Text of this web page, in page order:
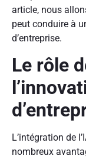
article, nous
peut conduire à
d’entreprise.
Le rôle
L’intégration de
nombreux